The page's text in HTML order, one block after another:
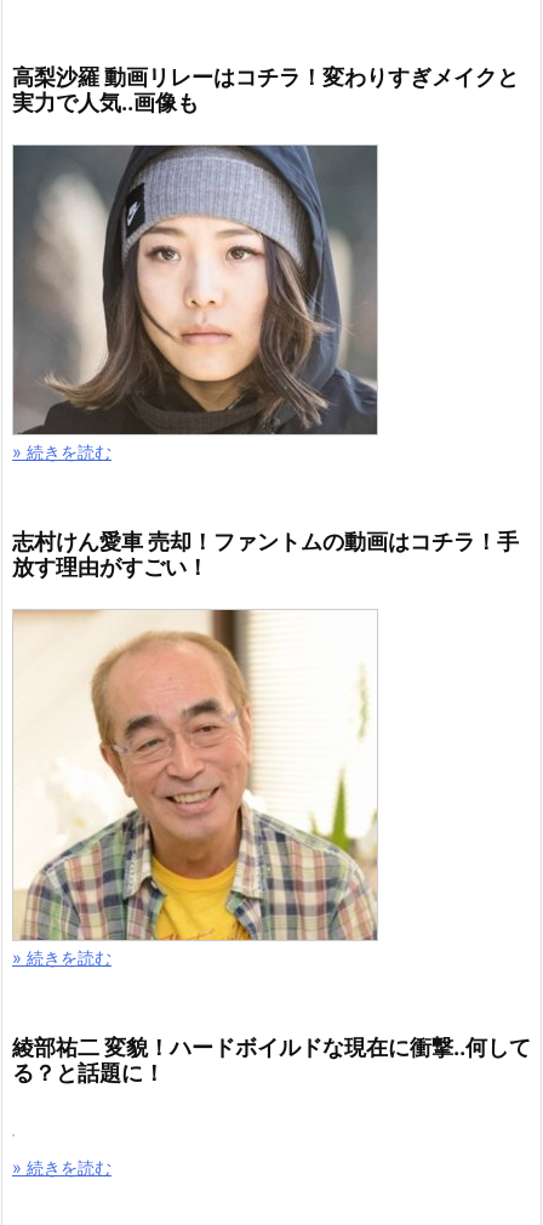
高梨沙羅 動画リレーはコチラ！変わりすぎメイクと
実力で人気..画像も
» 続きを読む
志村けん愛車 売却！ファントムの動画はコチラ！手
放す理由がすごい！
» 続きを読む
綾部祐二 変貌！ハードボイルドな現在に衝撃..何して
る？と話題に！
» 続きを読む